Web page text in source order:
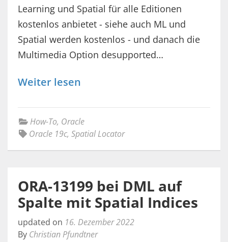
Learning und Spatial für alle Editionen
kostenlos anbietet - siehe auch ML und
Spatial werden kostenlos - und danach die
Multimedia Option desupported…
Weiter lesen
How-To, Oracle
Oracle 19c, Spatial Locator
ORA-13199 bei DML auf
Spalte mit Spatial Indices
updated on 16. Dezember 2022
By Christian Pfundtner